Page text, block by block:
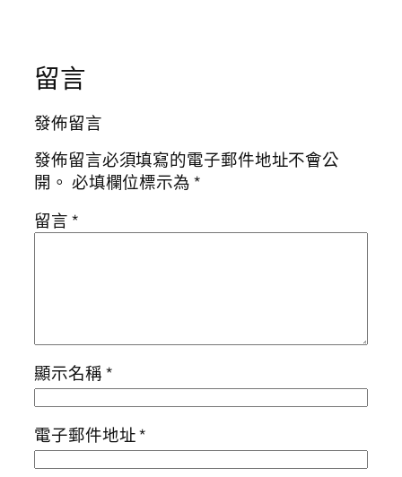
留言
發佈留言
發佈留言必須填寫的電子郵件地址不會公
開。 必填欄位標示為*
留言*
顯示名稱*
電子郵件地址*